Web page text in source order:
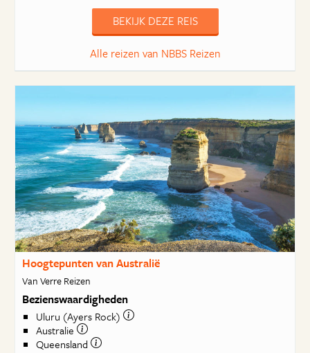
BEKIJK DEZE REIS
Alle reizen van NBBS Reizen
Hoogtepunten van Australië
Van Verre Reizen
Bezienswaardigheden
Uluru (Ayers Rock)
Australie
Queensland